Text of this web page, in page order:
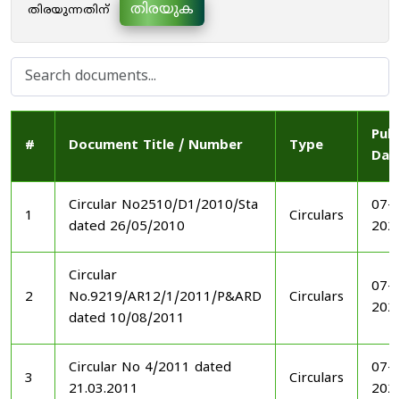
തിരയുന്നതിന്
തിരയുക
# Document Title / Number Type
1
Circular No2510/D1/2010/Sta
dated 26/05/2010
Circulars
07-
2
Circular
No.9219/AR12/1/2011/P&ARD
dated 10/08/2011
Circulars
07-
3
Circular No 4/2011 dated
21.03.2011
Circulars
07-